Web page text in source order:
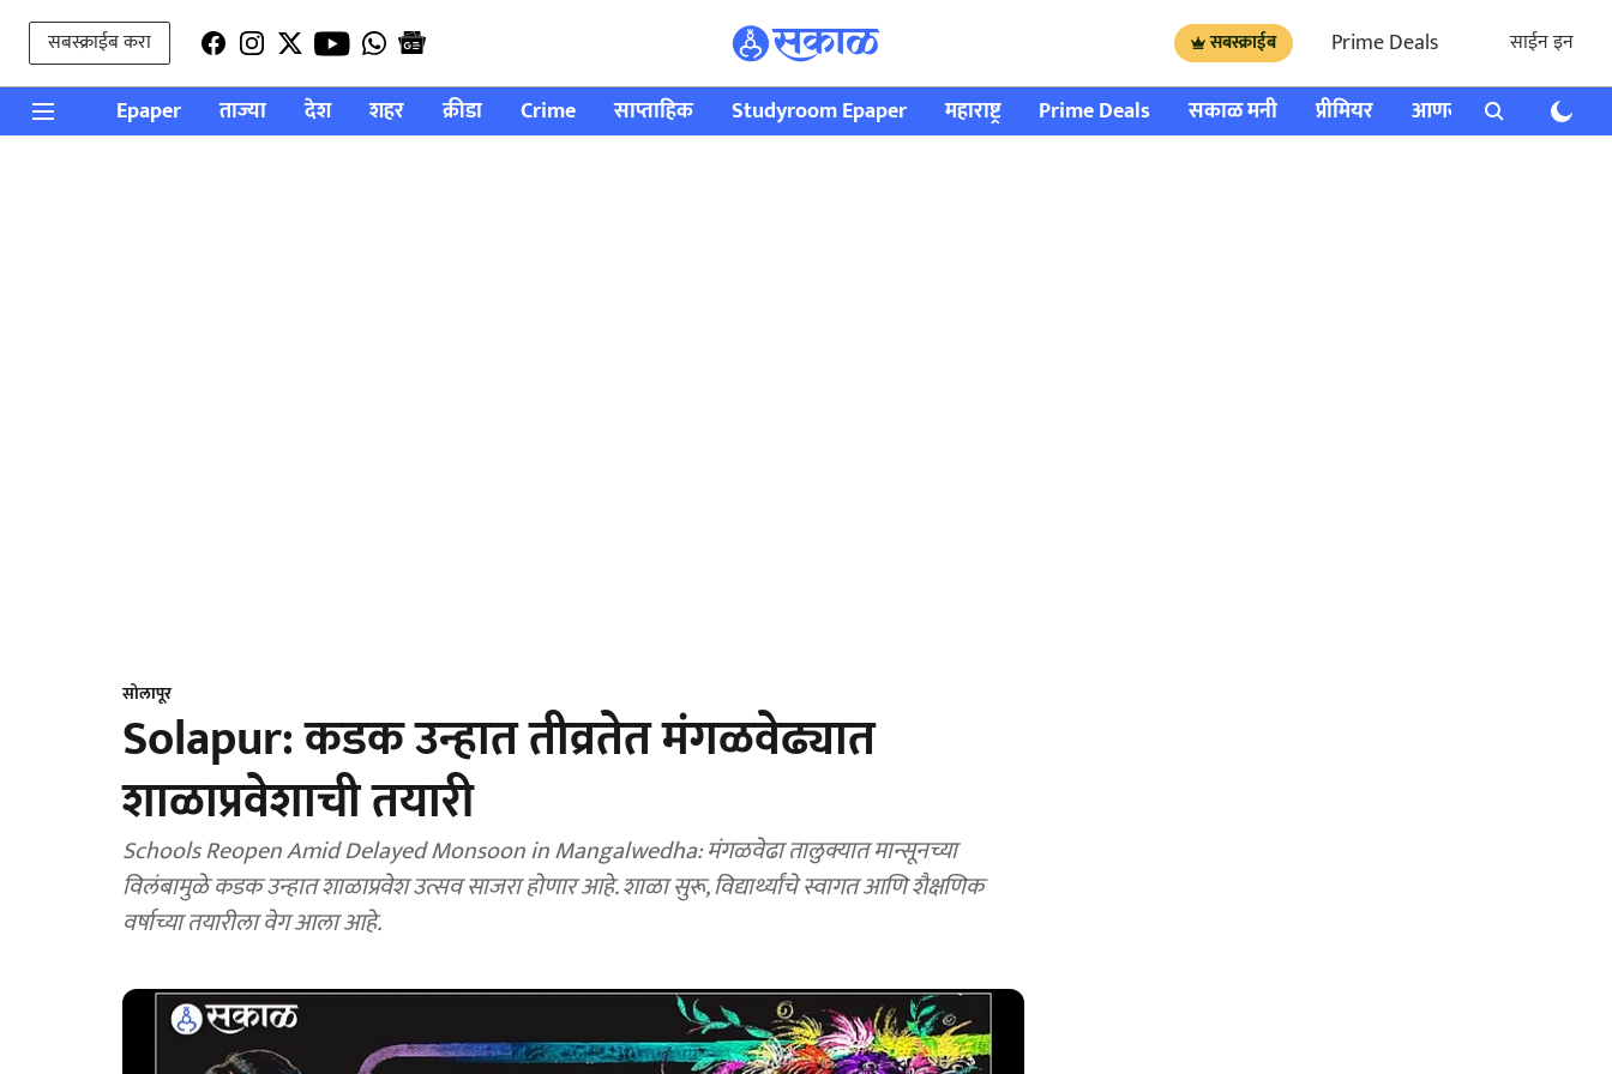
सबस्क्राईब करा सबस्क्राईब Prime Deals साईन इन
Epaper ताज्या देश शहर क्रीडा Crime साप्ताहिक Studyroom Epaper महाराष्ट्र Prime Deals सकाळ मनी प्रीमियर आणखी राशी भविष्य
सोलापूर
Solapur: कडक उन्हात तीव्रतेत मंगळवेढ्यात
शाळाप्रवेशाची तयारी
Schools Reopen Amid Delayed Monsoon in Mangalwedha: मंगळवेढा तालुक्यात मान्सूनच्या
विलंबामुळे कडक उन्हात शाळाप्रवेश उत्सव साजरा होणार आहे. शाळा सुरू, विद्यार्थ्यांचे स्वागत आणि शैक्षणिक
वर्षाच्या तयारीला वेग आला आहे.